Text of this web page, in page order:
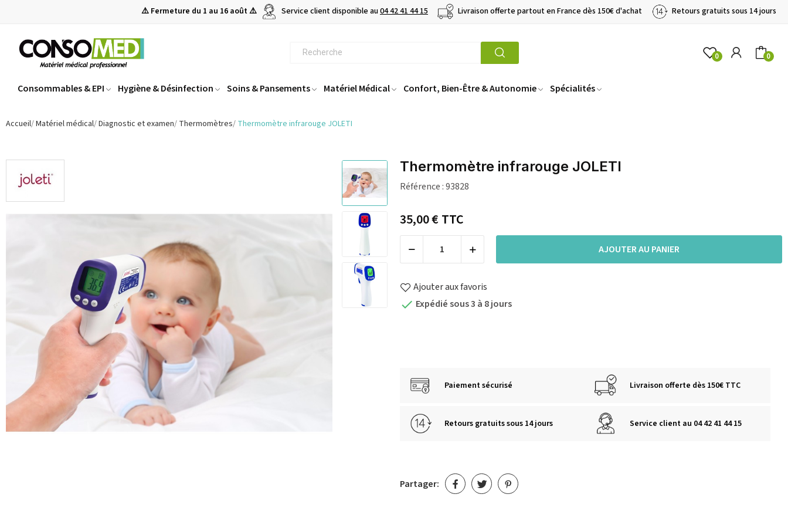
⚠️ Fermeture du 1 au 16 août ⚠️ Service client disponible au04 42 41 44 15 Livraison offerte partout en France dès 150€ d'achat Retours gratuits sous 14 jours
0 0
Consommables & EPI Hygiène & Désinfection Soins & Pansements Matériel Médical Confort, Bien-Être & Autonomie Spécialités
Accueil Matériel médical Diagnostic et examen Thermomètres Thermomètre infrarouge JOLETI
Thermomètre infrarouge JOLETI
Référence :93828
35,00 €TTC
AJOUTER AU PANIER
Ajouter aux favoris
 Expédié sous 3 à 8 jours
Paiement sécurisé Livraison offerte dès 150€ TTC
Retours gratuits sous 14 jours Service client au 04 42 41 44 15
Partager: